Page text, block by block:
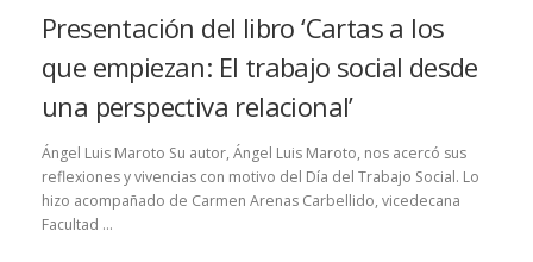
Presentación del libro ‘Cartas a los
que empiezan: El trabajo social desde
una perspectiva relacional’
Ángel Luis Maroto Su autor, Ángel Luis Maroto, nos acercó sus
reflexiones y vivencias con motivo del Día del Trabajo Social. Lo
hizo acompañado de Carmen Arenas Carbellido, vicedecana
Facultad …